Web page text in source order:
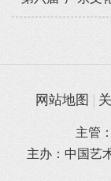
网站地图
主管
主办：中国艺